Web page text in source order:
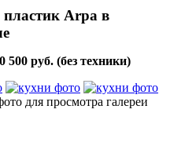
Arpa в
руб. (без техники)
для просмотра галереи